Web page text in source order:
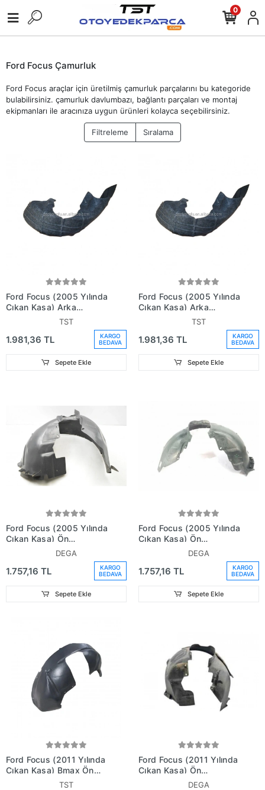
0
Ford Focus Çamurluk
Ford Focus araçlar için üretilmiş çamurluk parçalarını bu kategoride
bulabilirsiniz. çamurluk davlumbazı, bağlantı parçaları ve montaj
ekipmanları ile aracınıza uygun ürünleri kolayca seçebilirsiniz.
Filtreleme Sıralama
Ford Focus (2005 Yılında
Çıkan Kasa) Arka
Çamurluk Davlumbazı
No: 4M51A278B50Ag)
TST
1.981,36 TL
KARGO
BEDAVA
Sepete Ekle
Ford Focus (2005 Yılında
Çıkan Kasa) Arka
Çamurluk Davlumbazı
Hatchback Sol (Oem No:
4M51A278B51Ag)
TST
1.981,36 TL
KARGO
BEDAVA
Sepete Ekle
Ford Focus (2005 Yılında
Çıkan Kasa) Ön
Çamurluk Davlumbazı
4M5116114Aa)
DEGA
1.757,16 TL
KARGO
BEDAVA
Sepete Ekle
Ford Focus (2005 Yılında
Çıkan Kasa) Ön
Çamurluk Davlumbazı Sol
(Oem No: 4M5116115Ab)
DEGA
1.757,16 TL
KARGO
BEDAVA
Sepete Ekle
Ford Focus (2011 Yılında
Çıkan Kasa) Bmax Ön
Çamurluk Davlumbazı
TST
Ford Focus (2011 Yılında
Çıkan Kasa) Ön
Çamurluk Davlumbazı
DEGA